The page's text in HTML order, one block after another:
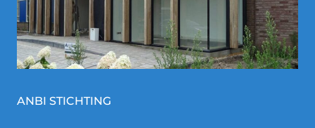
ANBI STICHTING